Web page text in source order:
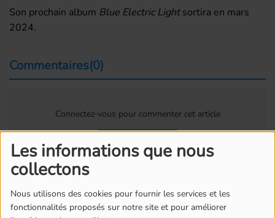
Les informations que nous
collectons
Nous utilisons des cookies pour fournir les services et les
fonctionnalités proposés sur notre site et pour améliorer
Son prochain album Blue Electric Lightsortira en mars
2024.
Commentaires(0)
Connectez-vous pour commenter cet article
SE CONNECTER